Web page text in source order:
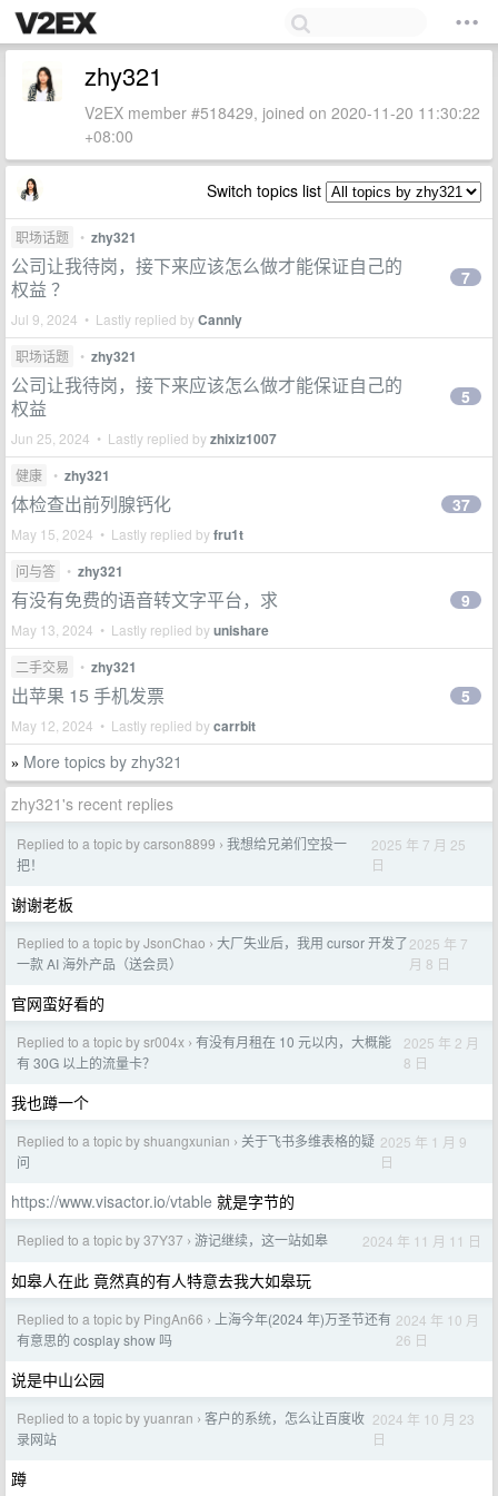
zhy321
V2EX member #518429, joined on 2020-11-20 11:30:22
+08:00
Switch topics list
职场话题 • zhy321
公司让我待岗，接下来应该怎么做才能保证自己的
权益 ？
Jul 9, 2024 • Lastly replied byCannly
7
职场话题 • zhy321
公司让我待岗，接下来应该怎么做才能保证自己的
权益
Jun 25, 2024 • Lastly replied byzhixiz1007
5
健康 • zhy321
体检查出前列腺钙化
May 15, 2024 • Lastly replied byfru1t
37
问与答 • zhy321
有没有免费的语音转文字平台，求
May 13, 2024 • Lastly replied byunishare
9
二手交易 • zhy321
出苹果 15 手机发票
May 12, 2024 • Lastly replied bycarrbit
5
» More topics by zhy321
zhy321's recent replies
Replied to a topic by carson8899 › 我想给兄弟们空投一
把！
2025 年 7 月 25
日
谢谢老板
Replied to a topic by JsonChao › 大厂失业后，我用 cursor 开发了
一款 AI 海外产品（送会员）
2025 年 7
月 8 日
官网蛮好看的
Replied to a topic by sr004x › 有没有月租在 10 元以内，大概能
有 30G 以上的流量卡？
2025 年 2 月
8 日
我也蹲一个
Replied to a topic by shuangxunian › 关于飞书多维表格的疑
问
2025 年 1 月 9
日
https://www.visactor.io/vtable 就是字节的
Replied to a topic by 37Y37 › 游记继续，这一站如皋 2024 年 11 月 11 日
如皋人在此 竟然真的有人特意去我大如皋玩
Replied to a topic by PingAn66 ›
上海今年(2024 年)万圣节还有
有意思的 cosplay show 吗
2024 年 10 月
26 日
说是中山公园
Replied to a topic by yuanran › 客户的系统，怎么让百度收
录网站
2024 年 10 月 23
日
蹲